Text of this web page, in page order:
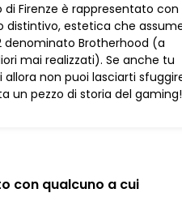
di Firenze è rappresentato con
distintivo, estetica che
denominato Brotherhood (a
mai realizzati). Se anche tu
allora non puoi lasciarti
un pezzo di storia del gaming!
con qualcuno a cui